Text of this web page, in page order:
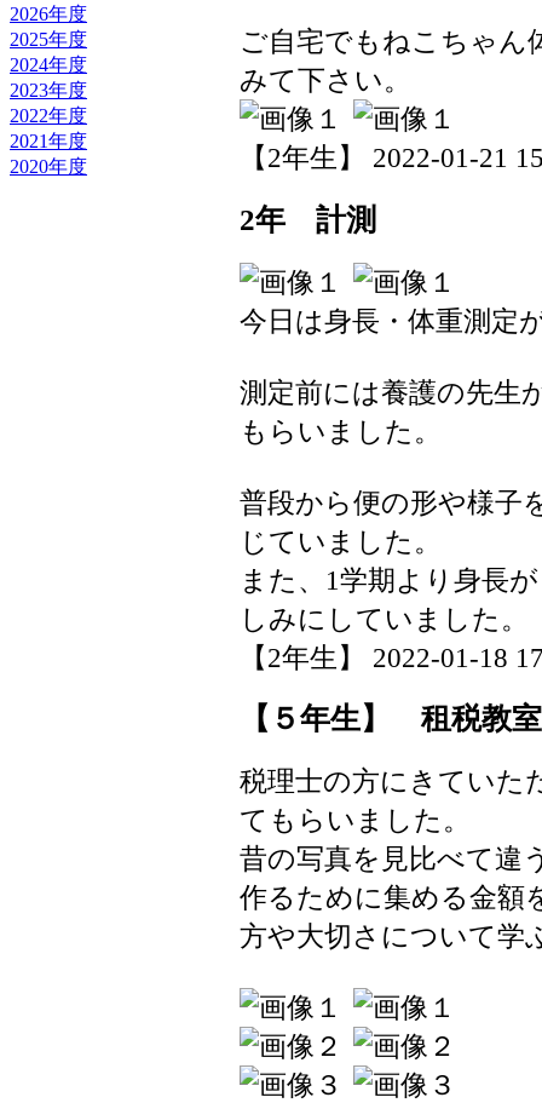
2026年度
2025年度
2024年度
2023年度
2022年度
2021年度
2020年度
ご自宅でもねこちゃん
みて下さい。
【2年生】 2022-01-21
2年 計測
今日は身長・体重測定
測定前には養護の先生
もらいました。
普段から便の形や様子
じていました。
また、1学期より身長
しみにしていました。
【2年生】 2022-01-18
【５年生】 租税教室
税理士の方にきていた
てもらいました。
昔の写真を見比べて違
作るために集める金額
方や大切さについて学